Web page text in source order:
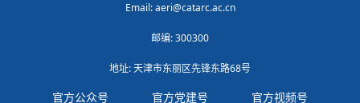
Email: aeri@catarc.ac.cn
邮编: 300300
地址: 天津市东丽区先锋东路68号
官方公众号 官方党建号 官方视频号